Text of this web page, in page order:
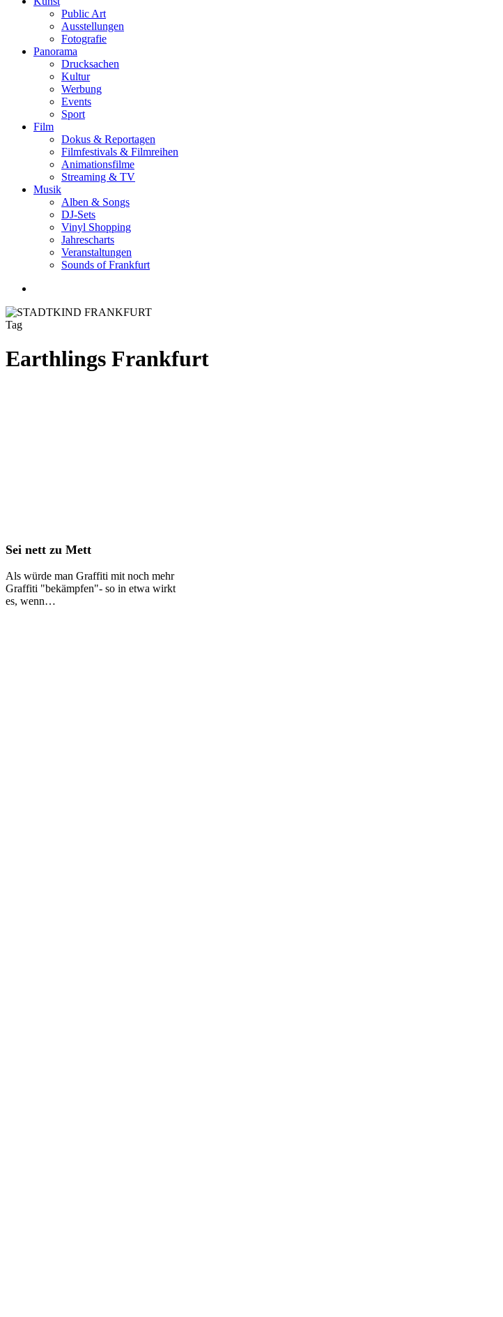
Public Art
Ausstellungen
Fotografie
Panorama
Drucksachen
Kultur
Werbung
Events
Sport
Film
Dokus & Reportagen
Filmfestivals & Filmreihen
Animationsfilme
Streaming & TV
Musik
Alben & Songs
DJ-Sets
Vinyl Shopping
Jahrescharts
Veranstaltungen
Sounds of Frankfurt
Tag
Earthlings Frankfurt
Sei
zu
Mett
Sei nett zu Mett
Als würde man Graffiti mit noch mehr
Graffiti "bekämpfen"- so in etwa wirkt
es, wenn…